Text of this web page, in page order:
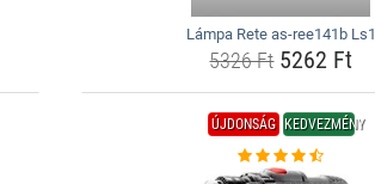
Lámpa Rete as-ree141b Ls1
5326 Ft5262 Ft
ÚJDONSÁG KEDVEZMÉNY